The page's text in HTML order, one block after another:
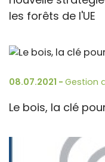
les forêts de l'UE
08.07.2021 - Gestion
Le bois, la clé